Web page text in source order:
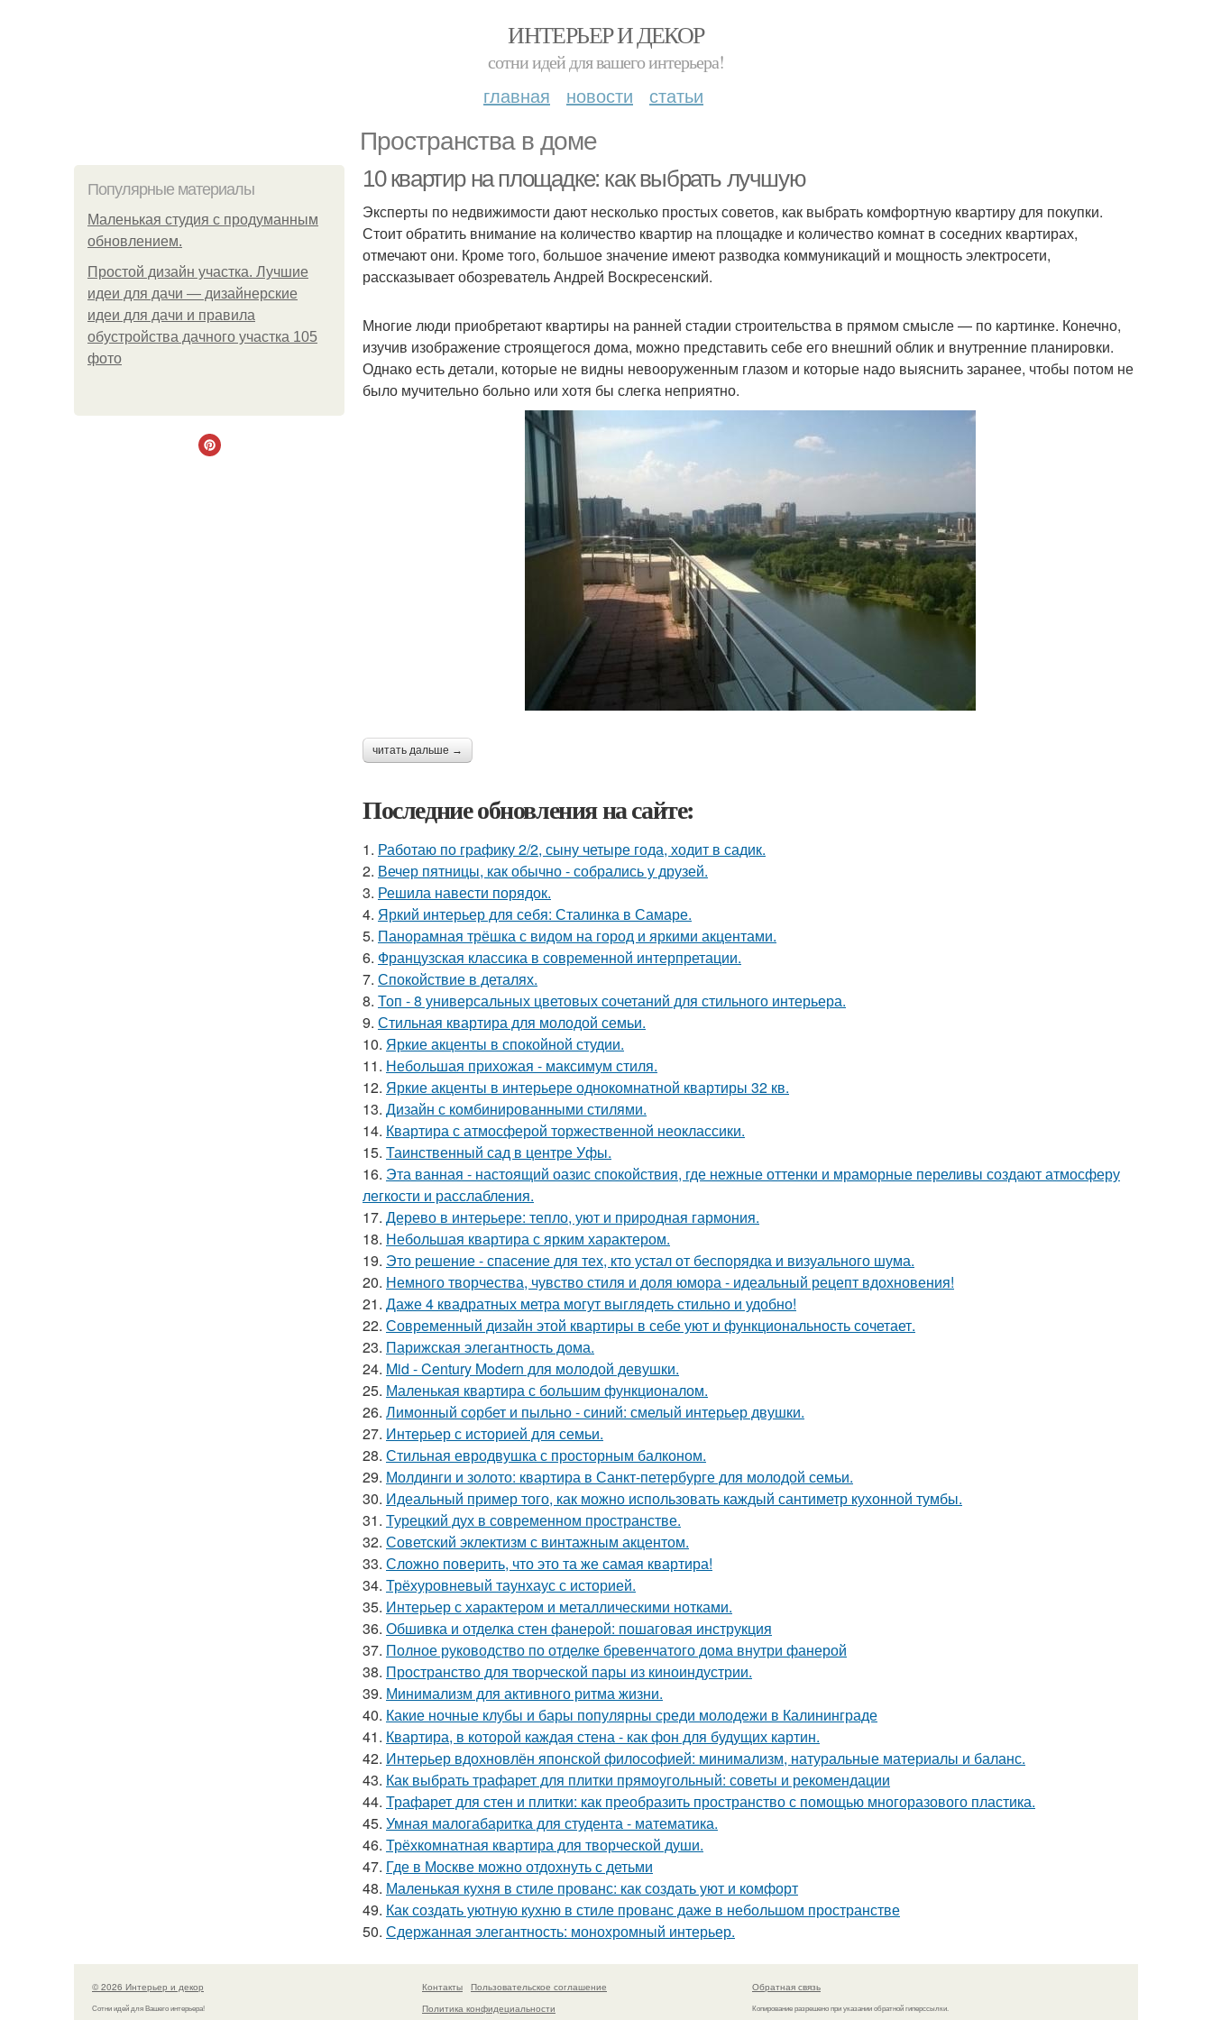
ИНТЕРЬЕР И ДЕКОР
сотни идей для вашего интерьера!
главная новости статьи
Пространства в доме
Популярные материалы
Маленькая студия с продуманным
обновлением.
Простой дизайн участка. Лучшие
идеи для дачи — дизайнерские
идеи для дачи и правила
обустройства дачного участка 105
фото
10 квартир на площадке: как выбрать лучшую
Эксперты по недвижимости дают несколько простых советов, как выбрать комфортную квартиру для покупки.
Стоит обратить внимание на количество квартир на площадке и количество комнат в соседних квартирах,
отмечают они. Кроме того, большое значение имеют разводка коммуникаций и мощность электросети,
рассказывает обозреватель Андрей Воскресенский.
Многие люди приобретают квартиры на ранней стадии строительства в прямом смысле — по картинке. Конечно,
изучив изображение строящегося дома, можно представить себе его внешний облик и внутренние планировки.
Однако есть детали, которые не видны невооруженным глазом и которые надо выяснить заранее, чтобы потом не
было мучительно больно или хотя бы слегка неприятно.
читать дальше →
Последние обновления на сайте:
1. Работаю по графику 2/2, сыну четыре года, ходит в садик.
2. Вечер пятницы, как обычно - собрались у друзей.
3. Решила навести порядок.
4. Яркий интерьер для себя: Сталинка в Самаре.
5. Панорамная трёшка с видом на город и яркими акцентами.
6. Французская классика в современной интерпретации.
7. Спокойствие в деталях.
8. Топ - 8 универсальных цветовых сочетаний для стильного интерьера.
9. Стильная квартира для молодой семьи.
10. Яркие акценты в спокойной студии.
11. Небольшая прихожая - максимум стиля.
12. Яркие акценты в интерьере однокомнатной квартиры 32 кв.
13. Дизайн с комбинированными стилями.
14. Квартира с атмосферой торжественной неоклассики.
15. Таинственный сад в центре Уфы.
16. Эта ванная - настоящий оазис спокойствия, где нежные оттенки и мраморные переливы создают атмосферу
легкости и расслабления.
17. Дерево в интерьере: тепло, уют и природная гармония.
18. Небольшая квартира с ярким характером.
19. Это решение - спасение для тех, кто устал от беспорядка и визуального шума.
20. Немного творчества, чувство стиля и доля юмора - идеальный рецепт вдохновения!
21. Даже 4 квадратных метра могут выглядеть стильно и удобно!
22. Современный дизайн этой квартиры в себе уют и функциональность сочетает.
23. Парижская элегантность дома.
24. Mid - Century Modern для молодой девушки.
25. Маленькая квартира с большим функционалом.
26. Лимонный сорбет и пыльно - синий: смелый интерьер двушки.
27. Интерьер с историей для семьи.
28. Стильная евродвушка с просторным балконом.
29. Молдинги и золото: квартира в Санкт-петербурге для молодой семьи.
30. Идеальный пример того, как можно использовать каждый сантиметр кухонной тумбы.
31. Турецкий дух в современном пространстве.
32. Советский эклектизм с винтажным акцентом.
33. Сложно поверить, что это та же самая квартира!
34. Трёхуровневый таунхаус с историей.
35. Интерьер с характером и металлическими нотками.
36. Обшивка и отделка стен фанерой: пошаговая инструкция
37. Полное руководство по отделке бревенчатого дома внутри фанерой
38. Пространство для творческой пары из киноиндустрии.
39. Минимализм для активного ритма жизни.
40. Какие ночные клубы и бары популярны среди молодежи в Калининграде
41. Квартира, в которой каждая стена - как фон для будущих картин.
42. Интерьер вдохновлён японской философией: минимализм, натуральные материалы и баланс.
43. Как выбрать трафарет для плитки прямоугольный: советы и рекомендации
44. Трафарет для стен и плитки: как преобразить пространство с помощью многоразового пластика.
45. Умная малогабаритка для студента - математика.
46. Трёхкомнатная квартира для творческой души.
47. Где в Москве можно отдохнуть с детьми
48. Маленькая кухня в стиле прованс: как создать уют и комфорт
49. Как создать уютную кухню в стиле прованс даже в небольшом пространстве
50. Сдержанная элегантность: монохромный интерьер.
© 2026 Интерьер и декор
Сотни идей для Вашего интерьера!
Контакты
Пользовательское соглашение
Политика конфидециальности
Обратная связь
Копирование разрешено при указании обратной гиперссылки.